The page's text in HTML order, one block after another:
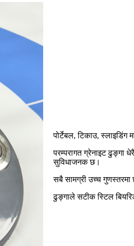
पोर्टेबल, टिकाउ, स्लाइडिंग
परम्परागत ग्रेनाइट ढुङ्गा
सुविधाजनक छ।
सबै सामग्री उच्च
ढुङ्गाले सटीक स्टिल